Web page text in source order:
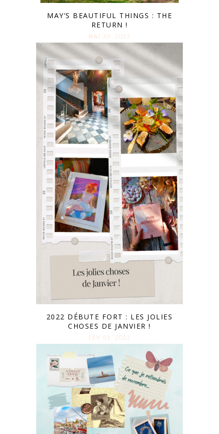
MAY’S BEAUTIFUL THINGS : THE
RETURN !
MAI 30. 2022
2022 DÉBUTE FORT : LES JOLIES
CHOSES DE JANVIER !
FÉV 03. 2022